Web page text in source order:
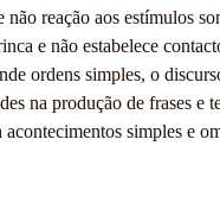
reação aos estímulos
e não estabelece
ordens simples, o
na produção de frases e
simples e